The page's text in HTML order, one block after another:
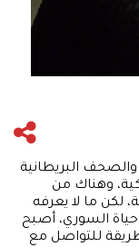
والصحف البريطانية
وهناك من
لكن ما لا يعرفه
السوري، أصبح
للتواصل مع